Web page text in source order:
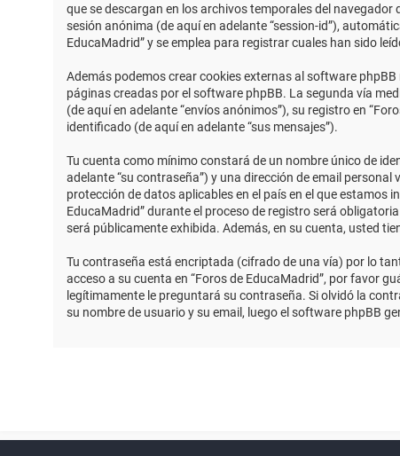
que se descargan en los archivos temporales del
sesión anónima (de aquí en adelante “session-id”),
EducaMadrid” y se emplea para registrar cuales han sido
Además podemos crear cookies externas al software
páginas creadas por el software phpBB. La segunda vía
(de aquí en adelante “envíos anónimos”), su registro en
identificado (de aquí en adelante “sus mensajes”).
Tu cuenta como mínimo constará de un nombre único de
adelante “su contraseña”) y una dirección de email
protección de datos aplicables en el país en el que estamos
EducaMadrid” durante el proceso de registro será
será públicamente exhibida. Además, en su cuenta, usted
Tu contraseña está encriptada (cifrado de una vía) por lo
acceso a su cuenta en “Foros de EducaMadrid”, por favor
legítimamente le preguntará su contraseña. Si olvidó la
su nombre de usuario y su email, luego el software phpBB